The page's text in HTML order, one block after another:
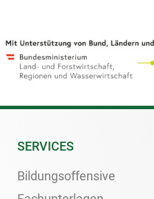
SERVICES
Bildungsoffensive